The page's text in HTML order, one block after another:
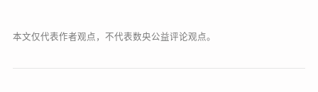
本文仅代表作者观点，不代表数央公益评论观点。